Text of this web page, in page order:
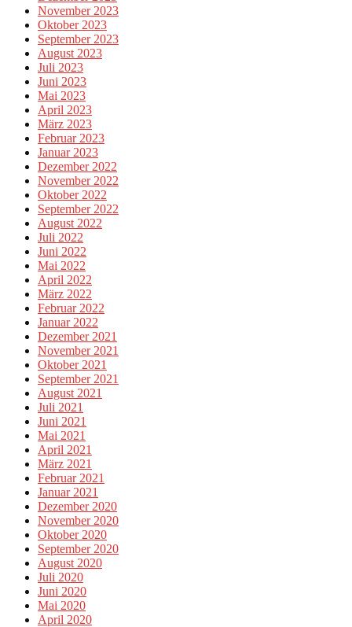
November 2023
Oktober 2023
September 2023
August 2023
Juli 2023
Juni 2023
Mai 2023
April 2023
März 2023
Februar 2023
Januar 2023
Dezember 2022
November 2022
Oktober 2022
September 2022
August 2022
Juli 2022
Juni 2022
Mai 2022
April 2022
März 2022
Februar 2022
Januar 2022
Dezember 2021
November 2021
Oktober 2021
September 2021
August 2021
Juli 2021
Juni 2021
Mai 2021
April 2021
März 2021
Februar 2021
Januar 2021
Dezember 2020
November 2020
Oktober 2020
September 2020
August 2020
Juli 2020
Juni 2020
Mai 2020
April 2020